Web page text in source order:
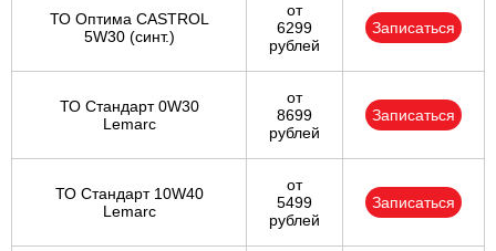
ТО Оптима CASTROL
5W30 (синт.)
от
6299
рублей
Записаться
ТО Стандарт 0W30
Lemarc
от
8699
рублей
Записаться
ТО Стандарт 10W40
Lemarc
от
5499
рублей
Записаться